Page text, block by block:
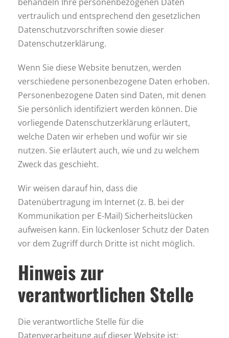
vertraulich und entsprechend den gesetzlichen
Datenschutzvorschriften sowie dieser
Datenschutzerklärung.
Wenn Sie diese Website benutzen, werden
verschiedene personenbezogene Daten erhoben.
Personenbezogene Daten sind Daten, mit denen
Sie persönlich identifiziert werden können. Die
vorliegende Datenschutzerklärung erläutert,
welche Daten wir erheben und wofür wir sie
nutzen. Sie erläutert auch, wie und zu welchem
Zweck das geschieht.
Wir weisen darauf hin, dass die
Datenübertragung im Internet (z. B. bei der
Kommunikation per E-Mail) Sicherheitslücken
aufweisen kann. Ein lückenloser Schutz der Daten
vor dem Zugriff durch Dritte ist nicht möglich.
Hinweis zur
verantwortlichen Stelle
Die verantwortliche Stelle für die
Datenverarbeitung auf dieser Website ist: